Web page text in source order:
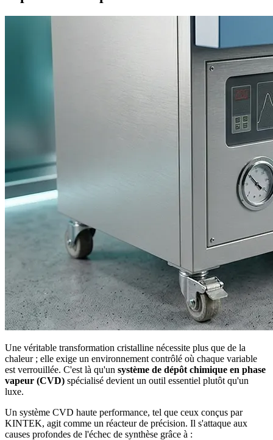
Une véritable transformation cristalline nécessite plus que de la
chaleur ; elle exige un environnement contrôlé où chaque variable
est verrouillée. C'est là qu'un système de dépôt chimique en phase
vapeur (CVD) spécialisé devient un outil essentiel plutôt qu'un
luxe.
Un système CVD haute performance, tel que ceux conçus par
KINTEK, agit comme un réacteur de précision. Il s'attaque aux
causes profondes de l'échec de synthèse grâce à :